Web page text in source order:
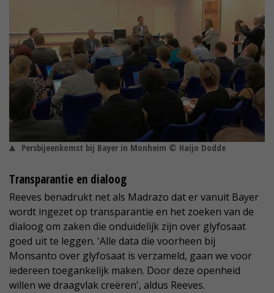
Persbijeenkomst bij Bayer in Monheim © Haijo Dodde
Transparantie en dialoog
Reeves benadrukt net als Madrazo dat er vanuit Bayer
wordt ingezet op transparantie en het zoeken van de
dialoog om zaken die onduidelijk zijn over glyfosaat
goed uit te leggen. 'Alle data die voorheen bij
Monsanto over glyfosaat is verzameld, gaan we voor
iedereen toegankelijk maken. Door deze openheid
willen we draagvlak creëren', aldus Reeves.